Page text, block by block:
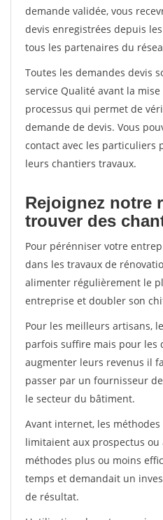
demande validée, vous
devis enregistrées depuis
tous les partenaires du
Toutes les demandes devis
service Qualité avant la
processus qui permet de
demande de devis. Vous
contact avec les particuliers
leurs chantiers travaux.
Rejoignez notre
trouver des
Pour pérénniser votre
dans les travaux de
alimenter régulièrement le
entreprise et doubler son
Pour les meilleurs artisans,
parfois suffire mais pour les
augmenter leurs revenus il
passer par un fournisseur
le secteur du bâtiment.
Avant internet, les
limitaient aux prospectus ou
méthodes plus ou moins
temps et demandait un
de résultat.